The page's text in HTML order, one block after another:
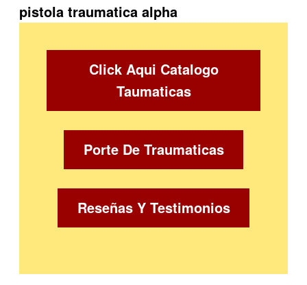
SATELITALES
pistola traumatica alpha
Click Aqui Catalogo
Taumaticas
Porte De Traumaticas
Reseñas Y Testimonios